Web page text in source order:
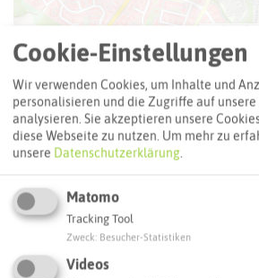
Stolperstein Paul Schöndorf
Ursulastraße 15
46282 Dorsten
Interaktive Karte
Cookie-Einstellungen
Wir verwenden Cookies, um Inhalte und
personalisieren und die Zugriffe auf unsere
analysieren. Sie akzeptieren unsere
diese Webseite zu nutzen. Um mehr zu
unsere Datenschutzerklärung.
Matomo
Tracking Tool
Zweck Besucher-Statistiken
Videos